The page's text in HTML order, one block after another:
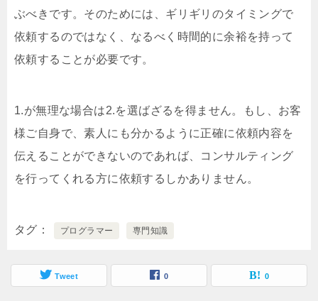
ぶべきです。そのためには、ギリギリのタイミングで
依頼するのではなく、なるべく時間的に余裕を持って
依頼することが必要です。
1.が無理な場合は2.を選ばざるを得ません。もし、お客
様ご自身で、素人にも分かるように正確に依頼内容を
伝えることができないのであれば、コンサルティング
を行ってくれる方に依頼するしかありません。
タグ プログラマー 専門知識
Tweet 0 0